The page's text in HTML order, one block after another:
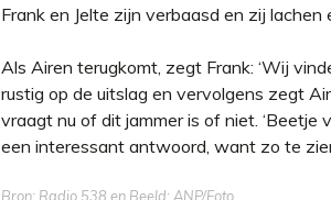
Frank en Jelte zijn verbaasd en zij lachen
Als Airen terugkomt, zegt Frank: ‘Wij
rustig op de uitslag en vervolgens zegt
vraagt nu of dit jammer is of niet. ‘Beetje
een interessant antwoord, want zo te
Bron: Radio 538 en Beeld: ANP/Foto